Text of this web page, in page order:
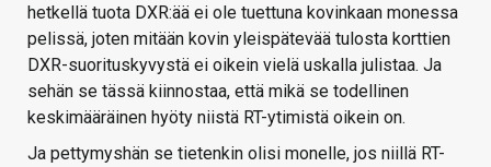
hetkellä tuota DXR:ää ei ole tuettuna kovinkaan monessa
pelissä, joten mitään kovin yleispätevää tulosta korttien
DXR-suorituskyvystä ei oikein vielä uskalla julistaa. Ja
sehän se tässä kiinnostaa, että mikä se todellinen
keskimääräinen hyöty niistä RT-ytimistä oikein on.
Ja pettymyshän se tietenkin olisi monelle, jos niillä RT-